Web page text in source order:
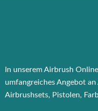
In unserem Airbrush
umfangreiches Angebot
Airbrushsets, Pistolen,